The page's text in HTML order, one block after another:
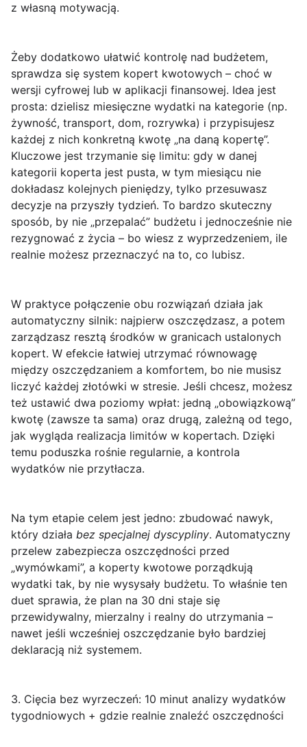
z własną motywacją.
Żeby dodatkowo ułatwić kontrolę nad budżetem,
sprawdza się system kopert kwotowych – choć w
wersji cyfrowej lub w aplikacji finansowej. Idea jest
prosta: dzielisz miesięczne wydatki na kategorie (np.
żywność, transport, dom, rozrywka) i przypisujesz
każdej z nich konkretną kwotę „na daną kopertę”.
Kluczowe jest trzymanie się limitu: gdy w danej
kategorii koperta jest pusta, w tym miesiącu nie
dokładasz kolejnych pieniędzy, tylko przesuwasz
decyzje na przyszły tydzień. To bardzo skuteczny
sposób, by nie „przepalać” budżetu i jednocześnie nie
rezygnować z życia – bo wiesz z wyprzedzeniem, ile
realnie możesz przeznaczyć na to, co lubisz.
W praktyce połączenie obu rozwiązań działa jak
automatyczny silnik: najpierw oszczędzasz, a potem
zarządzasz resztą środków w granicach ustalonych
kopert. W efekcie łatwiej utrzymać równowagę
między oszczędzaniem a komfortem, bo nie musisz
liczyć każdej złotówki w stresie. Jeśli chcesz, możesz
też ustawić dwa poziomy wpłat: jedną „obowiązkową”
kwotę (zawsze ta sama) oraz drugą, zależną od tego,
jak wygląda realizacja limitów w kopertach. Dzięki
temu poduszka rośnie regularnie, a kontrola
wydatków nie przytłacza.
Na tym etapie celem jest jedno: zbudować nawyk,
który działa bez specjalnej dyscypliny. Automatyczny
przelew zabezpiecza oszczędności przed
„wymówkami”, a koperty kwotowe porządkują
wydatki tak, by nie wysysały budżetu. To właśnie ten
duet sprawia, że plan na 30 dni staje się
przewidywalny, mierzalny i realny do utrzymania –
nawet jeśli wcześniej oszczędzanie było bardziej
deklaracją niż systemem.
3. Cięcia bez wyrzeczeń: 10 minut analizy wydatków
tygodniowych + gdzie realnie znaleźć oszczędności